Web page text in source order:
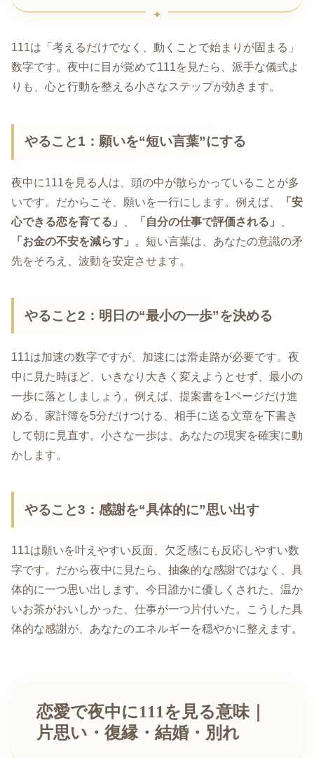
111は「考えるだけでなく、動くことで始まりが固まる」
数字です。夜中に目が覚めて111を見たら、派手な儀式よ
りも、心と行動を整える小さなステップが効きます。
やること1：願いを“短い言葉”にする
夜中に111を見る人は、頭の中が散らかっていることが多
いです。だからこそ、願いを一行にします。例えば、
「安
心できる恋を育てる」
「自分の仕事で評価される」
「お金の不安を減らす」
。短い言葉は、あなたの意識の矛
先をそろえ、波動を安定させます。
やること2：明日の“最小の一歩”を決める
111は加速の数字ですが、加速には滑走路が必要です。夜
中に見た時ほど、いきなり大きく変えようとせず、最小の
一歩に落としましょう。例えば、提案書を1ページだけ進
める、家計簿を5分だけつける、相手に送る文章を下書き
して朝に見直す。小さな一歩は、あなたの現実を確実に動
かします。
やること3：感謝を“具体的に”思い出す
111は願いを叶えやすい反面、欠乏感にも反応しやすい数
字です。だから夜中に見たら、抽象的な感謝ではなく、具
体的に一つ思い出します。今日誰かに優しくされた、温か
いお茶がおいしかった、仕事が一つ片付いた。こうした具
体的な感謝が、あなたのエネルギーを穏やかに整えます。
恋愛で夜中に111を見る意味｜
片思い・復縁・結婚・別れ